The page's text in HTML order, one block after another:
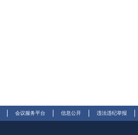
会议服务平台 信息公开 违法违纪举报